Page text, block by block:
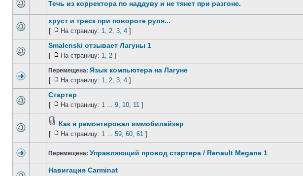
Течь из корректора по наддуву и не тянет при разгоне.
хруст и треск при повороте руля...
[ На страницу: 1, 2, 3, 4 ]
Smalenski отзывает Лагуны 1
[ На страницу: 1, 2 ]
Перемещена: Язык компьютера на Лагуне
[ На страницу: 1, 2, 3, 4 ]
Стартер
[ На страницу: 1 ... 9, 10, 11 ]
Как я ремонтировал иммобилайзер
[ На страницу: 1 ... 59, 60, 61 ]
Перемещена: Управляющий провод стартера / Renault Megane 1
Навигация Carminat